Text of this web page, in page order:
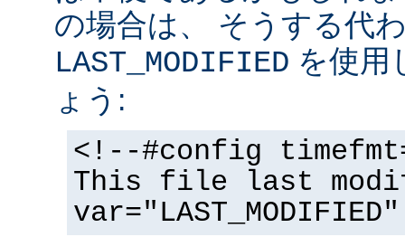
の場合は、 そうする代
LAST_MODIFIED を使用
ょう:
<!--#config
This file last